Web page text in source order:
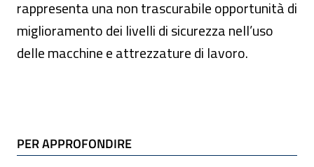
rappresenta una non trascurabile opportunità di
miglioramento dei livelli di sicurezza nell’uso
delle macchine e attrezzature di lavoro.
TI POTREBBE INTERESSARE
PER APPROFONDIRE